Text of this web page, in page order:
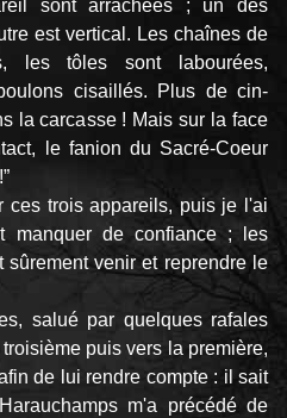
sont arrachées ; un des
est vertical. Les chaînes de
les tôles sont labourées,
cisaillés. Plus de cin­
la carcasse ! Mais sur la face
le fanion du Sacré-Coeur
ces trois appareils, puis je l'ai
manquer de confiance ; les
sûrement venir et reprendre le
salué par quelques rafales
puis vers la première,
de lui rendre compte : il sait
m'a précédé de